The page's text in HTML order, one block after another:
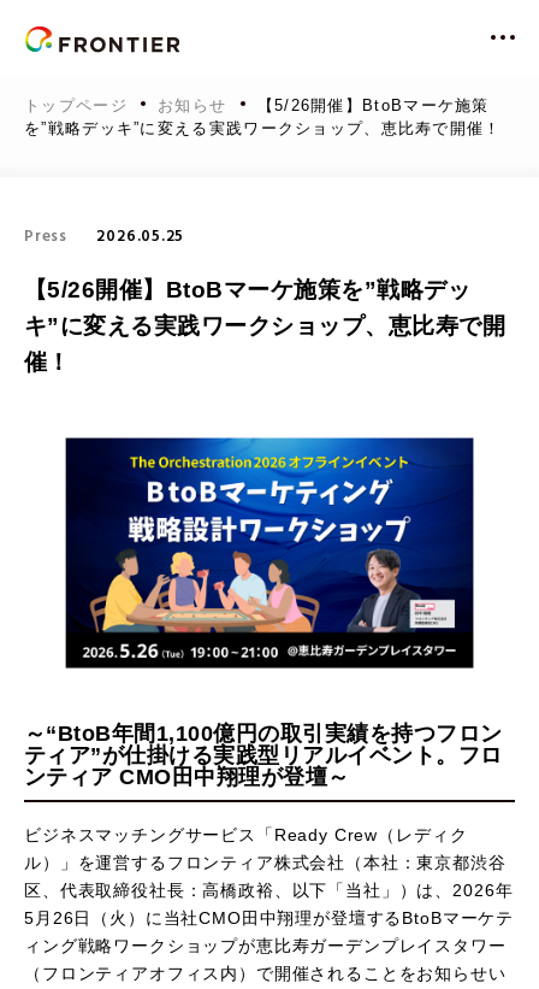
About Us
フロンティアとは
レディクル公式アンバサダー
私たちの目指す社会
ステークホルダー
SDGsへの取り組み事例
Solution&Future
課題解決と未来
サービス利用数
フロンティアの未来
Service
フロンティアエージェンシー
セミナー情報
Recruit
お問い合わせ
FOLLOW US
プライバシーポリシー
トップページ お知らせ
【5/26開催】BtoBマーケ施策
を”戦略デッキ”に変える実践ワークショップ、恵比寿で開催！
Press 2026.05.25
【5/26開催】BtoBマーケ施策を”戦略デッ
キ”に変える実践ワークショップ、恵比寿で開
催！
～“BtoB年間1,100億円の取引実績を持つフロン
ティア”が仕掛ける実践型リアルイベント。フロ
ンティア CMO田中翔理が登壇～
ビジネスマッチングサービス「Ready Crew（レディク
ル）」を運営するフロンティア株式会社（本社：東京都渋谷
区、代表取締役社長：高橋政裕、以下「当社」）は、2026年
5月26日（火）に当社CMO田中翔理が登壇するBtoBマーケテ
ィング戦略ワークショップが恵比寿ガーデンプレイスタワー
（フロンティアオフィス内）で開催されることをお知らせい